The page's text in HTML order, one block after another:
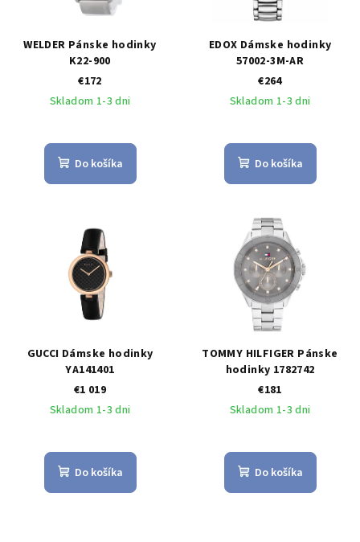
WELDER Pánske hodinky
K22-900
€172
Skladom 1-3 dni
Do košíka
EDOX Dámske hodinky
57002-3M-AR
€264
Skladom 1-3 dni
Do košíka
GUCCI Dámske hodinky
YA141401
€1 019
Skladom 1-3 dni
Do košíka
TOMMY HILFIGER Pánske
hodinky 1782742
€181
Skladom 1-3 dni
Do košíka